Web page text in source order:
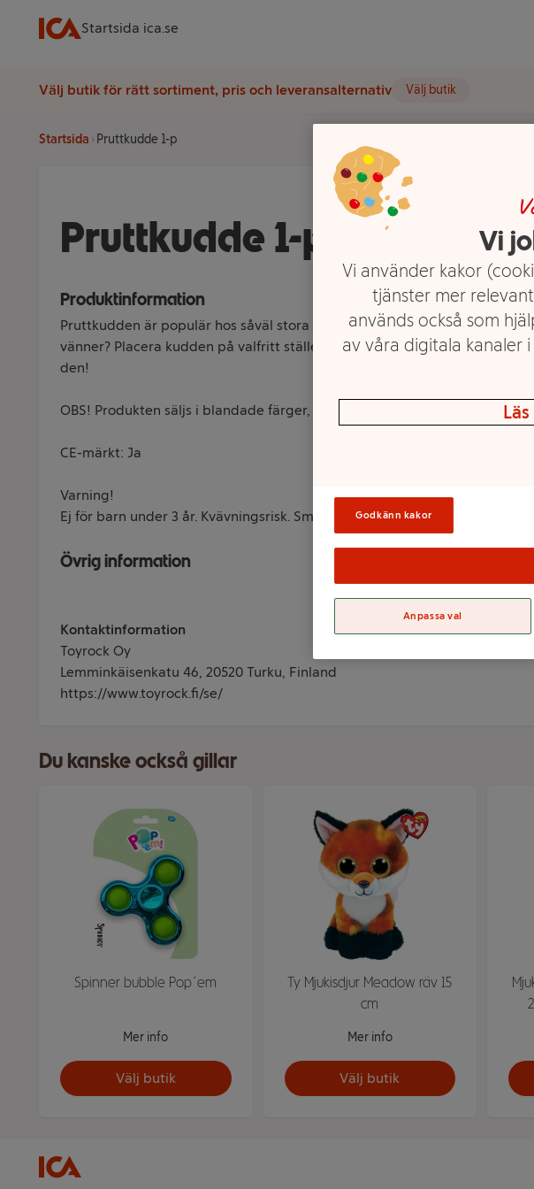
Startsida ica.se
Välj butik för rätt sortiment, pris och leveransalternativ Välj butik
Startsida Pruttkudde 1-p
Pruttkudde 1-p
Produktinformation
Pruttkudden är populär hos såväl stora som små. Sugen på att busa med
vänner? Placera kudden på valfritt ställe och vänta på att någon ska
den!
OBS! Produkten säljs i blandade färger, färg kan ej väljas vid köp.
CE-märkt: Ja
Varning!
Ej för barn under 3 år. Kvävningsrisk. Små delar.
Övrig information
Kontaktinformation
Toyrock Oy
Lemminkäisenkatu 46, 20520 Turku, Finland
https://www.toyrock.fi/se/
Du kanske också gillar
Spinner bubble Pop´em
Mer info
Välj butik
Ty Mjukisdjur Meadow räv 15
cm
Mer info
Välj butik
Vi
Vi använder kakor
tjänster mer
används också som
av våra digitala kanaler
Godkänn kakor
Anpassa val